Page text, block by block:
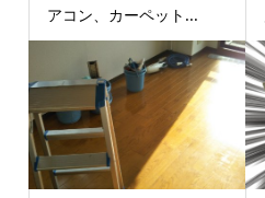
アコン、カーペット...